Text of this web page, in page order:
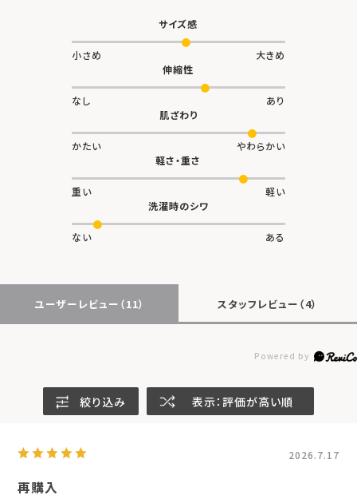
サイズ感
小さめ
大きめ
伸縮性
なし
あり
肌ざわり
かたい
やわらかい
軽さ・重さ
重い
軽い
洗濯時のシワ
ない ある
ユーザーレビュー （11） スタッフレビュー （4）
絞り込み 表示：評価が高い順
2026.7.17
再購入